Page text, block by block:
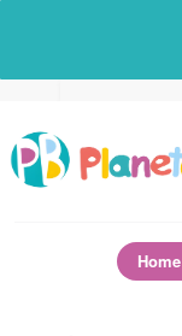
Home